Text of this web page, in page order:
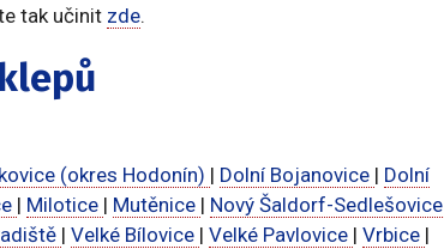
tak učinit zde.
(okres Hodonín) | Dolní Bojanovice | Dolní
| Milotice | Mutěnice | Nový Šaldorf-Sedlešovice
| Velké Bílovice | Velké Pavlovice | Vrbice |